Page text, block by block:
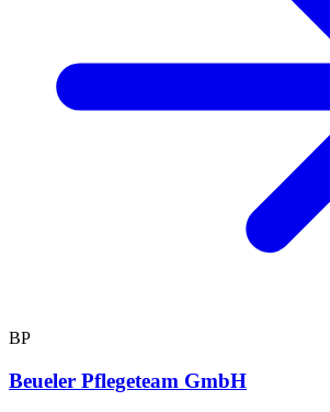
BP
Beueler Pflegeteam GmbH